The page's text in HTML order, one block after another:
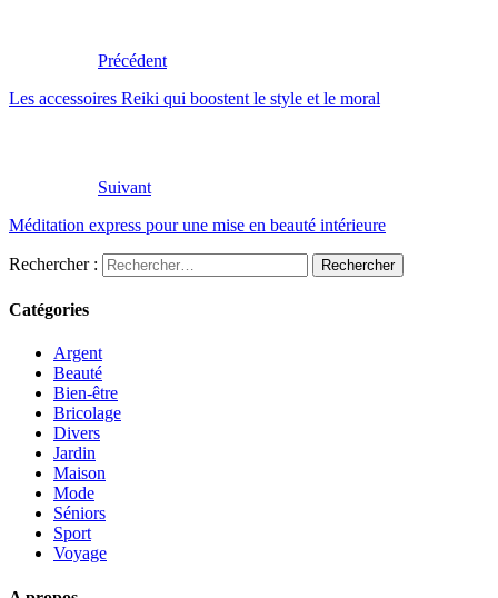
Précédent
Les accessoires Reiki qui boostent le style et le moral
Suivant
Méditation express pour une mise en beauté intérieure
Rechercher :
Catégories
Argent
Beauté
Bien-être
Bricolage
Divers
Jardin
Maison
Mode
Séniors
Sport
Voyage